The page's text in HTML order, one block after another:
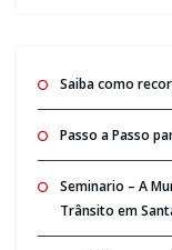
Saiba como
Passo a Passo
Seminario – A
Trânsito em